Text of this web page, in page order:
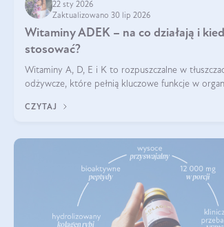
22 sty 2026
Zaktualizowano 30 lip 2026
Witaminy ADEK – na co działają i
stosować?
Witaminy A, D, E i K to rozpuszczalne w
odżywcze, które pełnią kluczowe funkcje w
krzepliwość krwi oraz mineralizację kości.
CZYTAJ